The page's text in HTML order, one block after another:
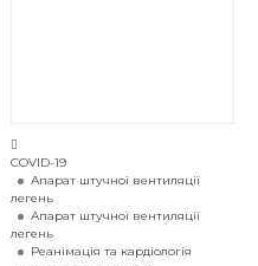
COVID-19
Апарат штучної вентиляції
легень
Апарат штучної вентиляції
легень
Реанімація та кардіологія